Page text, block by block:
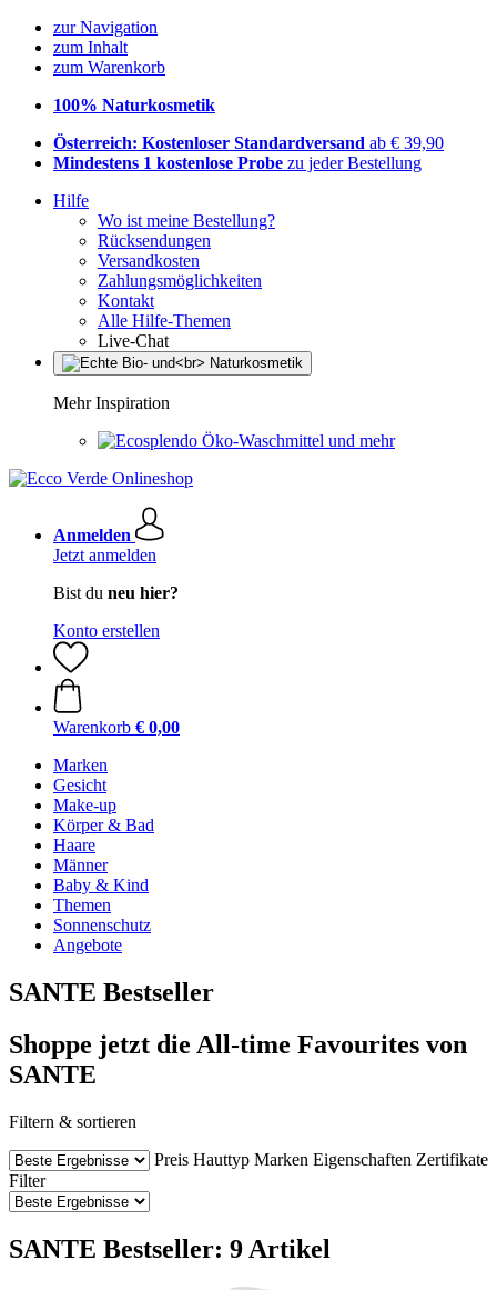
zur Navigation
zum Inhalt
zum Warenkorb
100% Naturkosmetik
Österreich: Kostenloser Standardversand ab € 39,90
Mindestens 1 kostenlose Probe zu jeder Bestellung
Hilfe
Wo ist meine Bestellung?
Rücksendungen
Versandkosten
Zahlungsmöglichkeiten
Kontakt
Alle Hilfe-Themen
Live-Chat
Mehr Inspiration
Öko-Waschmittel und mehr
Anmelden
Jetzt anmelden
Bist du neu hier?
Konto erstellen
Warenkorb € 0,00
Marken
Gesicht
Make-up
Körper & Bad
Haare
Männer
Baby & Kind
Themen
Sonnenschutz
Angebote
SANTE Bestseller
Shoppe jetzt die All-time Favourites von
SANTE
Filtern & sortieren
Preis Hauttyp Marken Eigenschaften Zertifikate
Filter
SANTE Bestseller: 9 Artikel